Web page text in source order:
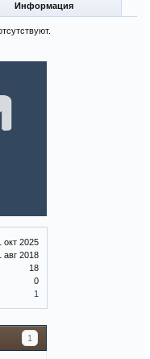
окт 2025
авг 2018
18
0
1
1
Информация